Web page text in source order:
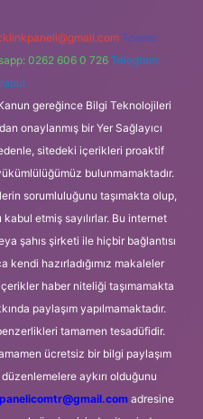
Teams:
0262 606 0 726 Telegram:
gereğince Bilgi Teknolojileri
onaylanmış bir Yer Sağlayıcı
sitedeki içerikleri proaktif
bulunmamaktadır.
sorumluluğunu taşımakta olup,
etmiş sayılırlar. Bu internet
şahıs şirketi ile hiçbir bağlantısı
kendi hazırladığımız makaleler
haber niteliği taşımamakta
paylaşım yapılmamaktadır.
tamamen tesadüfidir.
ücretsiz bir bilgi paylaşım
aykırı olduğunu
adresine